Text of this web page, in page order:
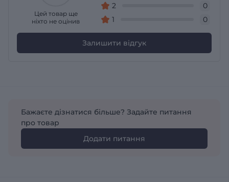
Цей товар ще
ніхто не оцінив
2
0
1
0
Залишити відгук
Бажаєте дізнатися більше? Задайте питання
про товар
Додати питання